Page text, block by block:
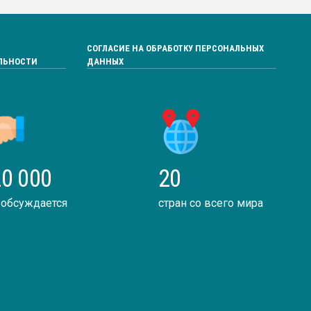
СОГЛАСИЕ НА ОБРАБОТКУ ПЕРСОНАЛЬНЫХ
ДАННЫХ
000 20
стран со всего мира